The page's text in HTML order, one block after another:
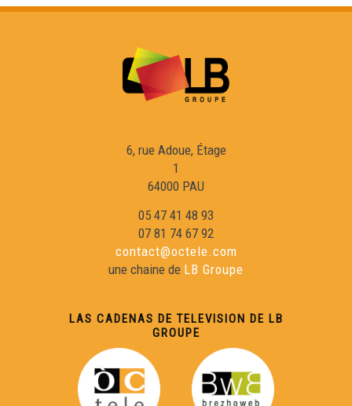
La molièra - Lo petit bal occitan
Lo pè, la man - Lo petit bal occitan
Matelòta - Lo petit bal occitan
Pas deu Lop - Lo petit bal occitan
6, rue Adoue, Étage
1
64000 PAU
05 47 41 48 93
07 81 74 67 92
contact@octele.com
une chaine de LB Groupe
LAS CADENAS DE TELEVISION DE LB
GROUPE